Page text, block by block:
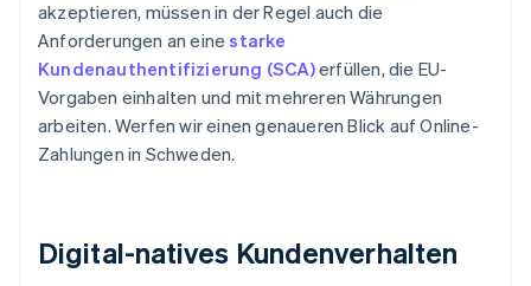
akzeptieren, müssen in der Regel auch die
Anforderungen an einestarke
Kundenauthentifizierung (SCA)erfüllen, die EU-
Vorgaben einhalten und mit mehreren Währungen
arbeiten. Werfen wir einen genaueren Blick auf Online-
Zahlungen in Schweden.
Digital-natives Kundenverhalten